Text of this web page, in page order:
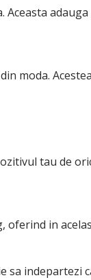
moda.
tau de
oferind in
indepartezi